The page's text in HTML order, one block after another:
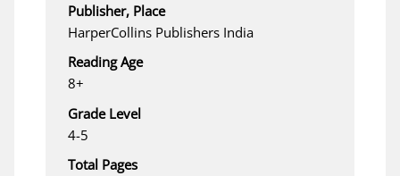
Publisher, Place
HarperCollins Publishers India
Reading Age
8+
Grade Level
4-5
Total Pages